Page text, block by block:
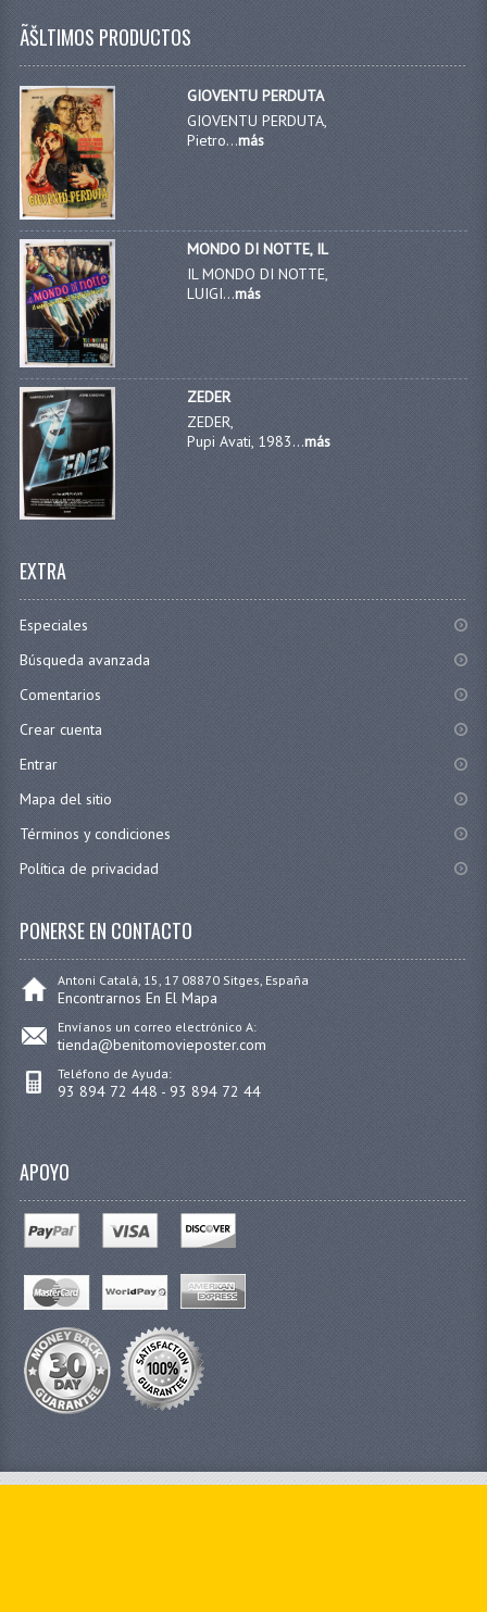
ÃŠLTIMOS PRODUCTOS
GIOVENTU PERDUTA
GIOVENTU PERDUTA,
Pietro...más
MONDO DI NOTTE, IL
IL MONDO DI NOTTE,
LUIGI...más
ZEDER
ZEDER,
Pupi Avati, 1983...más
EXTRA
Especiales
Búsqueda avanzada
Comentarios
Crear cuenta
Entrar
Mapa del sitio
Términos y condiciones
Política de privacidad
PONERSE EN CONTACTO
Antoni Catalá, 15, 17 08870 Sitges, España
Encontrarnos En El Mapa
Envíanos un correo electrónico A:
tienda@benitomovieposter.com
Teléfono de Ayuda:
93 894 72 448 - 93 894 72 44
APOYO